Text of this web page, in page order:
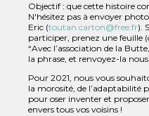
Objectif : que cette histoire
N'hésitez pas à envoyer
Eric (toutan.carton@free.fr).
participer, prenez une feuille
“Avec l’association de la
la phrase, et renvoyez-la nous
Pour 2021, nous vous
la morosité, de l’adaptabilité
pour oser inventer et
envers tous vos voisins !